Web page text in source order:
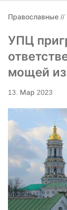
Православные //
УПЦ
мощей
13. Мар 2023